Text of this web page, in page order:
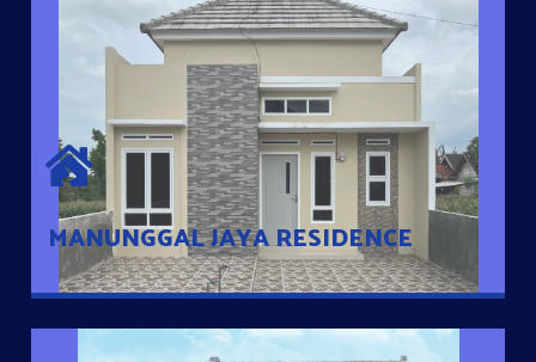
MANUNGGAL JAYA RESIDENCE
MANUNGGAL JAYA RESIDENCE
Cluster Exclusive dengan one Gate System, terdapat taman
mini dan memiliki jarak 200m dari jalan nasional serta dekat
dengan pusat kota